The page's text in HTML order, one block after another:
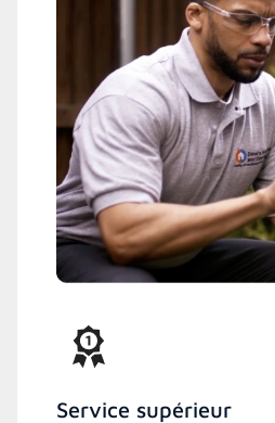
Service supérieur